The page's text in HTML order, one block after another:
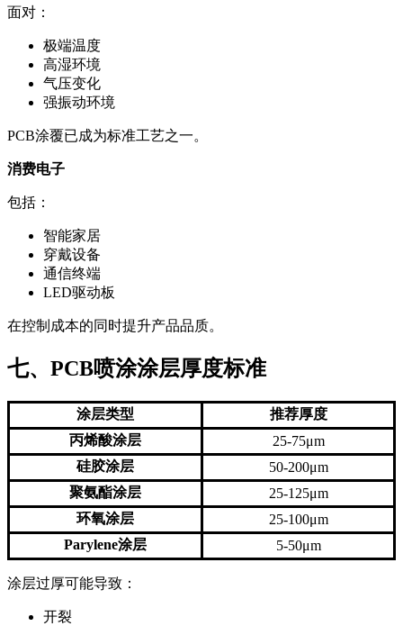
面对：
极端温度
高湿环境
气压变化
强振动环境
PCB涂覆已成为标准工艺之一。
消费电子
包括：
智能家居
穿戴设备
通信终端
LED驱动板
在控制成本的同时提升产品品质。
七、PCB喷涂涂层厚度标准
涂层类型
推荐厚度
丙烯酸涂层
25-75μm
硅胶涂层
50-200μm
聚氨酯涂层
25-125μm
环氧涂层
25-100μm
Parylene涂层
5-50μm
涂层过厚可能导致：
开裂